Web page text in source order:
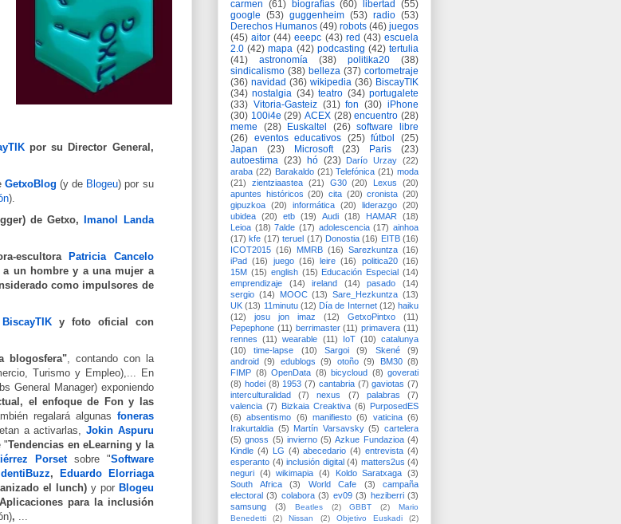
por su Director General,
GetxoBlog (y de Blogeu) por su
).
de Getxo,
Imanol Landa
escultora
Patricia Cancelo
a un hombre y a una mujer a
como impulsores de
BiscayTIK
y foto oficial con
blogosfera", contando con la
Turismo y Empleo),... En
General Manager) exponiendo
el enfoque de Fon y las
regalará algunas foneras
a activarlas, Jokin Aspuru
"Tendencias en eLearning y la
Porset sobre "Software
, Eduardo Elorriaga
el lunch) y por Blogeu
para la inclusión
,
carmen (61) biografías (60) libertad
(55)
google (53) guggenheim (53) radio (53)
Derechos Humanos (49) robots (46) juegos
(45) aitor (44) eeepc (43) red (43) escuela
2.0 (42) mapa (42) podcasting (42) tertulia
(41)
astronomía (38) politika20
(38)
sindicalismo (38) belleza (37) cortometraje
(36) navidad (36) wikipedia (36) BiscayTIK
(34) nostalgia (34) teatro (34) portugalete
(33) Vitoria-Gasteiz (31) fon (30) iPhone
(30) 100i4e (29) ACEX (28) encuentro (28)
meme
(28) Euskaltel (26) software libre
(26) eventos educativos (25) fútbol
(25)
Japan
(23) Microsoft (23) Paris
(23)
autoestima (23) hó (23) Darío Urzay (22)
araba (22) Barakaldo (21) Telefónica (21) moda
(21)
zientziaastea (21) G30 (20) Lexus
(20)
apuntes históricos (20) cita (20) cronista (20)
gipuzkoa (20) informática (20) liderazgo (20)
ubidea (20) etb (19) Audi (18) HAMAR
(18)
Leioa (18) 7alde (17) adolescencia (17) ainhoa
(17) kfe (17) teruel (17) Donostia (16) EITB (16)
ICOT2015 (16) MMRB (16) Sarezkuntza (16)
iPad (16) juego (16) leire (16) politica20 (16)
15M (15) english (15) Educación Especial (14)
emprendizaje
(14) ireland (14) pasado
(14)
sergio (14) MOOC (13) Sare_Hezkuntza (13)
UK (13) 11minutu (12) Día de Internet (12) haiku
(12)
josu jon imaz (12) GetxoPintxo
(11)
Pepephone (11) berrimaster (11) primavera (11)
rennes (11) wearable (11) IoT (10) catalunya
(10)
time-lapse (10) Sargoi (9) Skené
(9)
android (9) edublogs (9) otoño (9) BM30 (8)
FIMP (8) OpenData (8) bicycloud (8) goverati
(8) hodei (8) 1953 (7) cantabria (7) gaviotas (7)
interculturalidad
(7) nexus (7) palabras
(7)
valencia (7) Bizkaia Creaktiva (6) PurposedES
(6)
absentismo (6) manifiesto (6) vaticina (6)
Irakurtaldia (5) Martín Varsavsky (5) cartelera
(5) gnoss (5) invierno (5) Azkue Fundazioa (4)
Kindle (4) LG (4) abecedario (4) entrevista (4)
esperanto (4) inclusión digital (4) matters2us (4)
neguri (4) wikimapia (4) Koldo Saratxaga (3)
South Africa
(3) World Cafe (3)
campaña
electoral (3) colabora (3) ev09 (3) heziberri (3)
samsung
(3) Beatles (2) GBBT (2)
Mario
Benedetti
(2) Nissan (2) Objetivo Euskadi
(2)